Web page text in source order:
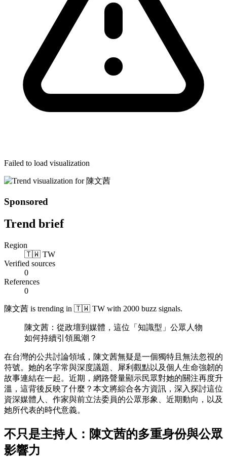
Failed to load visualization
Sponsored
Trend brief
Region
🇹🇼 TW
Verified sources
0
References
0
陳文茜 is trending in 🇹🇼 TW with 2000 buzz signals.
陳文茜：從政壇到媒體，這位「知識型」公眾人物
如何持續引領風潮？
在台灣的公共討論領域，陳文茜無疑是一個獨特且無法忽視的
符號。她的名字常與深度議題、犀利觀點以及個人生命強韌的
故事連結在一起。近期，網路聲量顯示民眾對她的關注再度升
溫，這背後反映了什麼？本文將綜合各方資訊，深入探討這位
資深媒體人、作家與前立法委員的公眾形象、近期動向，以及
她所代表的時代意義。
不只是主持人：陳文茜的多重身份與公眾
影響力